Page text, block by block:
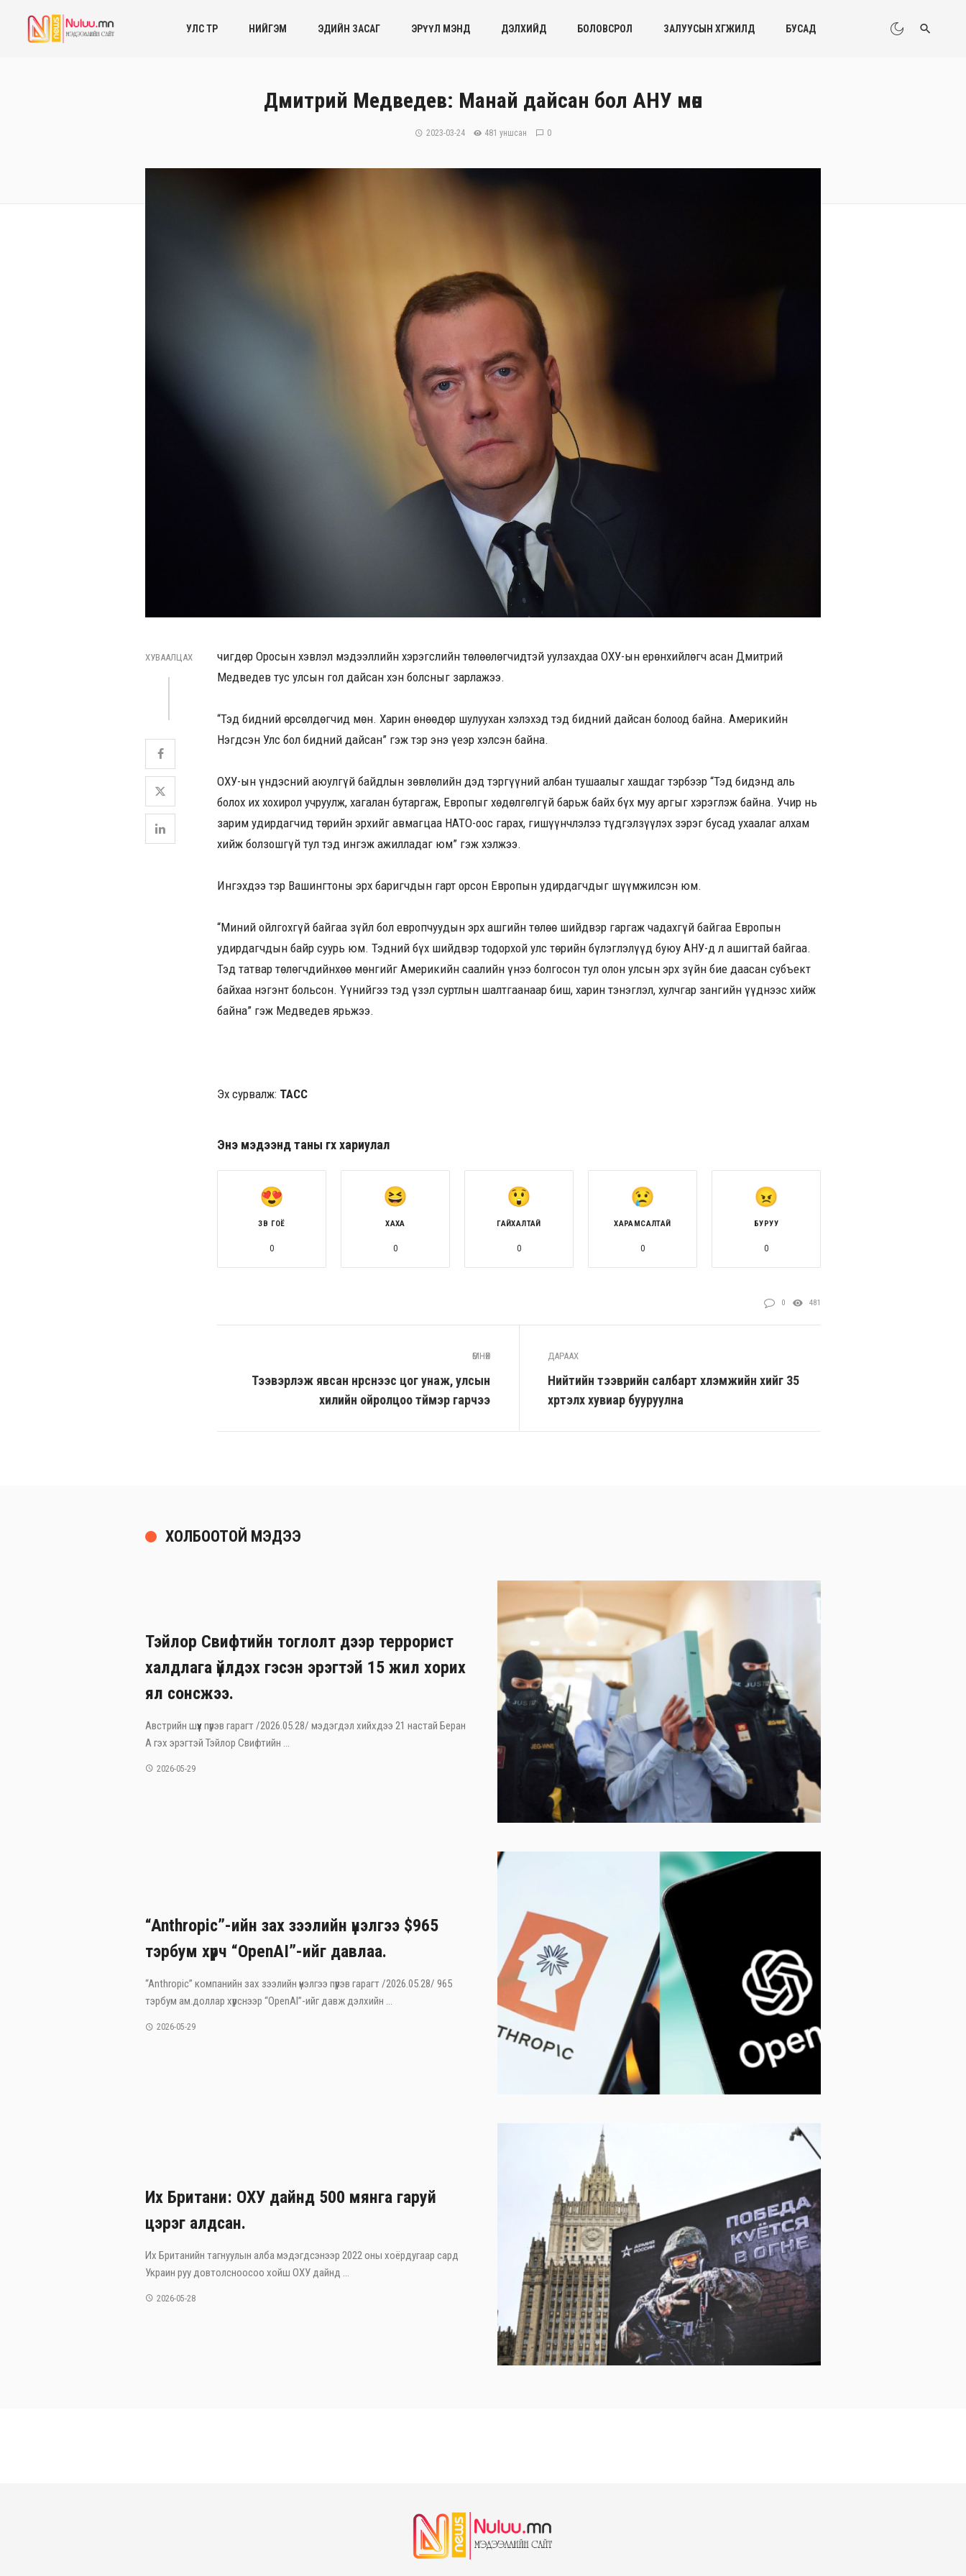
УЛС ТӨР НИЙГЭМ ЭДИЙН ЗАСАГ ЭРҮҮЛ МЭНД ДЭЛХИЙД БОЛОВСРОЛ ЗАЛУУСЫН ХӨГЖИЛД БУСАД
Дмитрий Медведев: Манай дайсан бол АНУ мөн
2023-03-24 481 уншсан 0
ХУВААЛЦАХ
Өчигдөр Оросын хэвлэл мэдээллийн хэрэгслийн төлөөлөгчидтэй уулзахдаа ОХУ-ын ерөнхийлөгч асан Дмитрий
Медведев тус улсын гол дайсан хэн болсныг зарлажээ.
“Тэд бидний өрсөлдөгчид мөн. Харин өнөөдөр шулуухан хэлэхэд тэд бидний дайсан болоод байна. Америкийн
Нэгдсэн Улс бол бидний дайсан” гэж тэр энэ үеэр хэлсэн байна.
ОХУ-ын үндэсний аюулгүй байдлын зөвлөлийн дэд тэргүүний албан тушаалыг хашдаг тэрбээр “Тэд бидэнд аль
болох их хохирол учруулж, хагалан бутаргаж, Европыг хөдөлгөлгүй барьж байх бүх муу аргыг хэрэглэж байна. Учир нь
зарим удирдагчид төрийн эрхийг авмагцаа НАТО-оос гарах, гишүүнчлэлээ түдгэлзүүлэх зэрэг бусад ухаалаг алхам
хийж болзошгүй тул тэд ингэж ажилладаг юм” гэж хэлжээ.
Ингэхдээ тэр Вашингтоны эрх баригчдын гарт орсон Европын удирдагчдыг шүүмжилсэн юм.
“Миний ойлгохгүй байгаа зүйл бол европчуудын эрх ашгийн төлөө шийдвэр гаргаж чадахгүй байгаа Европын
удирдагчдын байр суурь юм. Тэдний бүх шийдвэр тодорхой улс төрийн бүлэглэлүүд буюу АНУ-д л ашигтай байгаа.
Тэд татвар төлөгчдийнхөө мөнгийг Америкийн саалийн үнээ болгосон тул олон улсын эрх зүйн бие даасан субъект
байхаа нэгэнт больсон. Үүнийгээ тэд үзэл суртлын шалтгаанаар биш, харин тэнэглэл, хулчгар зангийн үүднээс хийж
байна” гэж Медведев ярьжээ.
Эх сурвалж: ТАСС
Энэ мэдээнд таны өгөх хариулал
ЗӨВ ГОЁ
0
ХАХА
0
ГАЙХАЛТАЙ
0
ХАРАМСАЛТАЙ
0
БУРУУ
0
0 481
ӨМНӨХ
Тээвэрлэж явсан нүүрснээс цог унаж, улсын
хилийн ойролцоо түймэр гарчээ
ДАРААХ
Нийтийн тээврийн салбарт хүлэмжийн хийг 35
хүртэлх хувиар бууруулна
ХОЛБООТОЙ МЭДЭЭ
Тэйлор Свифтийн тоглолт дээр террорист
халдлага үйлдэх гэсэн эрэгтэй 15 жил хорих
ял сонсжээ.
Австрийн шүүх пүрэв гарагт /2026.05.28/ мэдэгдэл хийхдээ 21 настай Беран
А гэх эрэгтэй Тэйлор Свифтийн ...
2026-05-29
“Anthropic”-ийн зах зээлийн үнэлгээ $965
тэрбум хүрч “OpenAI”-ийг давлаа.
“Anthropic” компанийн зах зээлийн үнэлгээ пүрэв гарагт /2026.05.28/ 965
тэрбум ам.доллар хүрснээр “OpenAI”-ийг давж дэлхийн ...
2026-05-29
Их Британи: ОХУ дайнд 500 мянга гаруй
цэрэг алдсан.
Их Британийн тагнуулын алба мэдэгдсэнээр 2022 оны хоёрдугаар сард
Украин руу довтолсноосоо хойш ОХУ дайнд ...
2026-05-28